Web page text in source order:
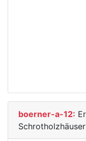
boerner-a-12:
Schrotholzhäuser